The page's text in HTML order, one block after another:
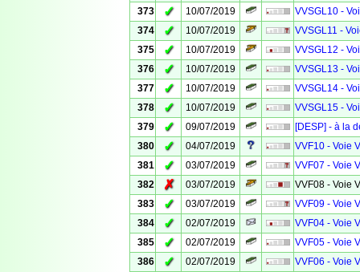
373
✓ 10/07/2019
VVSGL10 -
374
✓ 10/07/2019
VVSGL11 -
375
✓ 10/07/2019
VVSGL12 -
376
✓ 10/07/2019
VVSGL13 -
377
✓ 10/07/2019
VVSGL14 -
378
✓ 10/07/2019
VVSGL15 -
379
✓ 09/07/2019
[DESP] - à la
380
✓ 04/07/2019
VVF10 - Voie
381
✓ 03/07/2019
VVF07 - Voie
382
✗ 03/07/2019
VVF08 - Voie
383
✓ 03/07/2019
VVF09 - Voie
384
✓ 02/07/2019
VVF04 - Voie
385
✓ 02/07/2019
VVF05 - Voie
386
✓ 02/07/2019
VVF06 - Voie